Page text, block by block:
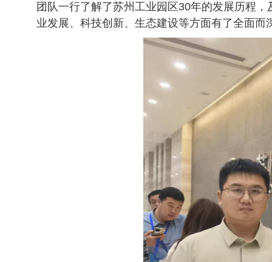
团队一行了解了苏州工业园区30年的发展历程
业发展、科技创新、生态建设等方面有了全面而